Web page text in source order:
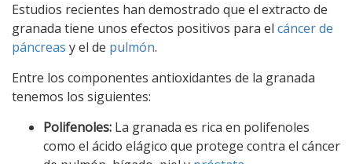
Estudios recientes han demostrado que el extracto de
granada tiene unos efectos positivos para el cáncer de
páncreas y el de pulmón.
Entre los componentes antioxidantes de la granada
tenemos los siguientes:
Polifenoles: La granada es rica en polifenoles
como el ácido elágico que protege contra el cáncer